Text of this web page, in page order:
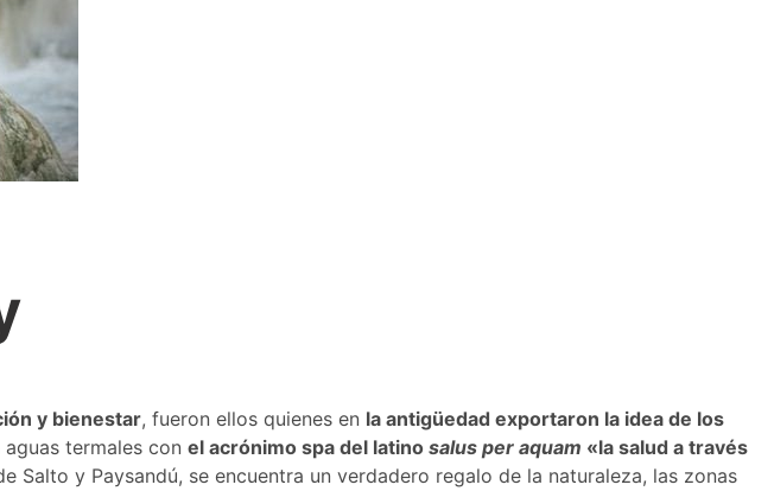
y bienestar, fueron ellos quienes en la antigüedad exportaron la idea de los
termales con el acrónimo spa del latino salus per aquam «la salud a través
y Paysandú, se encuentra un verdadero regalo de la naturaleza, las zonas